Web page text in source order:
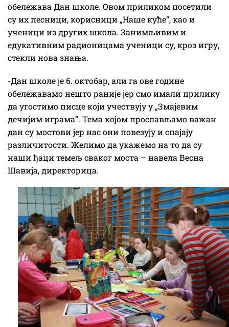
обележава Дан школе. Овом приликом посетили
су их песници, корисници „Наше куће“, као и
ученици из других школа. Занимљивим и
едукативним радионицама ученици су, кроз игру,
стекли нова знања.
-Дан школе је 6. октобар, али га ове године
обележавамо нешто раније јер смо имали прилику
да угостимо писце који учествују у „Змајевим
дечијим играма“. Тема којом прослављамо важан
дан су мостови јер нас они повезују и спајају
различитости. Желимо да укажемо на то да су
наши ђаци темељ сваког моста – навела Весна
Шавија, директорица.